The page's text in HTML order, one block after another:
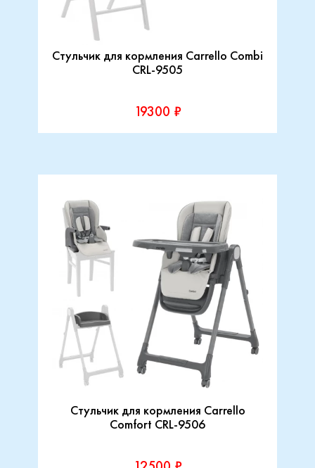
Стульчик для кормления Carrello Combi
CRL-9505
19300 ₽
Стульчик для кормления Carrello
Comfort CRL-9506